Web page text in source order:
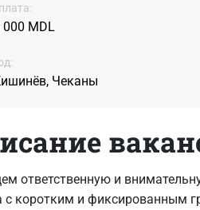
000 MDL
Чеканы
ответственную и
с коротким и фиксированным